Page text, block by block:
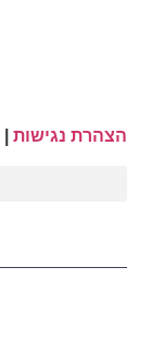
הצהרת נגישות